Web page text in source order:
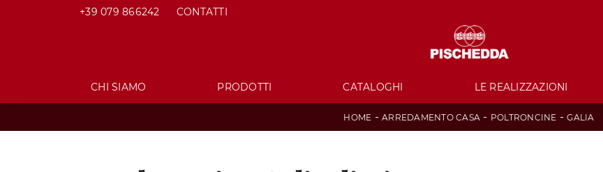
+39 079 866242 CONTATTI
CHI SIAMO PRODOTTI CATALOGHI LE REALIZZAZIONI
HOME -ARREDAMENTO CASA - POLTRONCINE -GALIA